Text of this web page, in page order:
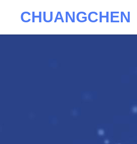
CHUANGCHEN